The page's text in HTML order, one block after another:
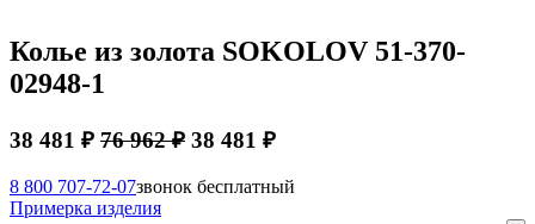
Колье из золота SOKOLOV 51-370-
02948-1
38 481 ₽ 76 962 ₽ 38 481 ₽
8 800 707-72-07звонок бесплатный
Примерка изделия